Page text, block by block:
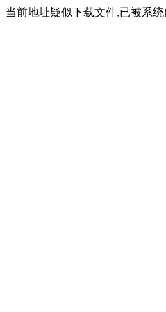
当前地址疑似下载文件,已被系